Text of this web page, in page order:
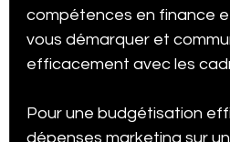
compétences en finance
vous démarquer et
efficacement avec les
Pour une budgétisation
dépenses marketing sur